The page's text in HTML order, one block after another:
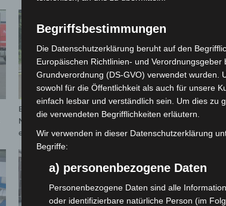
Brand im „Haus der Begegnung“ in
Neuwarmbüchen schnell
eingedämmt
Region Hannover:
Kreuz
Begriffsbestimmungen
Die Datenschutzerklärung beruht auf den
Europäischen Richtlinien- und Verordnungsgeber
Grundverordnung (DS-GVO) verwendet wurden.
sowohl für die Öffentlichkeit als auch für unsere
einfach lesbar und verständlich sein. Um dies zu
die verwendeten Begrifflichkeiten erläutern.
Wir verwenden in dieser Datenschutzerklärung
Begriffe:
a) personenbezogene Daten
Personenbezogene Daten sind alle
oder identifizierbare natürliche Person (im